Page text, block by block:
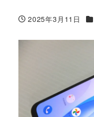
投稿日
2025年3月11日